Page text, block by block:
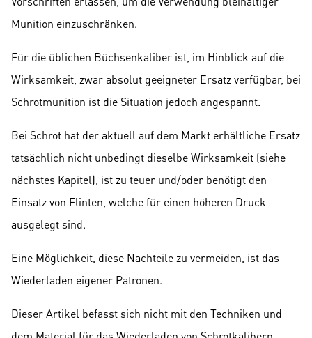
Munition einzuschränken.
Für die üblichen Büchsenkaliber ist, im Hinblick auf die
Wirksamkeit, zwar absolut geeigneter Ersatz verfügbar, bei
Schrotmunition ist die Situation jedoch angespannt.
Bei Schrot hat der aktuell auf dem Markt erhältliche Ersatz
tatsächlich nicht unbedingt dieselbe Wirksamkeit (siehe
nächstes Kapitel), ist zu teuer und/oder benötigt den
Einsatz von Flinten, welche für einen höheren Druck
ausgelegt sind.
Eine Möglichkeit, diese Nachteile zu vermeiden, ist das
Wiederladen eigener Patronen.
Dieser Artikel befasst sich nicht mit den Techniken und